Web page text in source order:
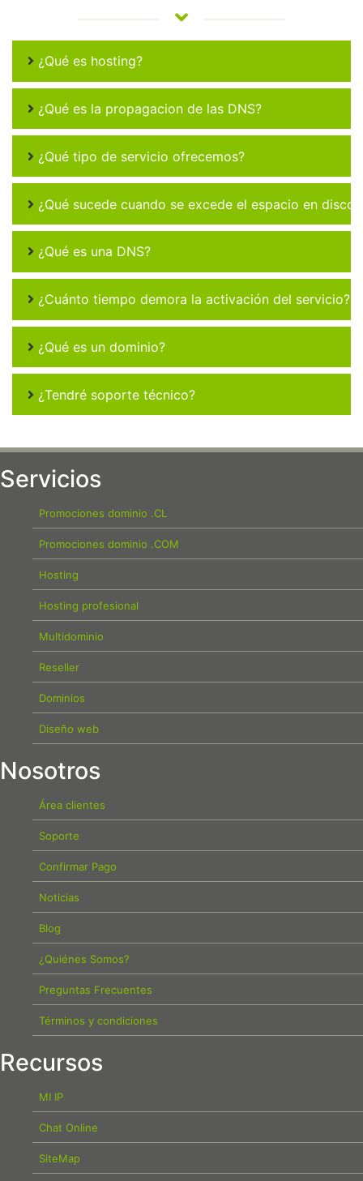
¿Qué es hosting?
¿Qué es la propagacion de las DNS?
¿Qué tipo de servicio ofrecemos?
¿Qué sucede cuando se excede el espacio en disco
¿Qué es una DNS?
¿Cuánto tiempo demora la activación del servicio?
¿Qué es un dominio?
¿Tendré soporte técnico?
Servicios
Promociones dominio .CL
Promociones dominio .COM
Hosting
Hosting profesional
Multidominio
Reseller
Dominios
Diseño web
Nosotros
Área clientes
Soporte
Confirmar Pago
Noticias
Blog
¿Quiénes Somos?
Preguntas Frecuentes
Términos y condiciones
Recursos
MI IP
Chat Online
SiteMap